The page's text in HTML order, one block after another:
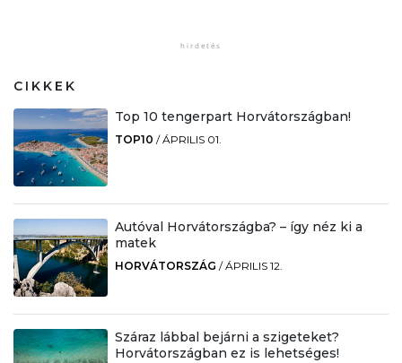
CIKKEK
Top 10 tengerpart Horvátországban!
TOP10 /ÁPRILIS 01.
Autóval Horvátországba? – így néz ki a
matek
HORVÁTORSZÁG /ÁPRILIS 12.
Száraz lábbal bejárni a szigeteket?
Horvátországban ez is lehetséges!